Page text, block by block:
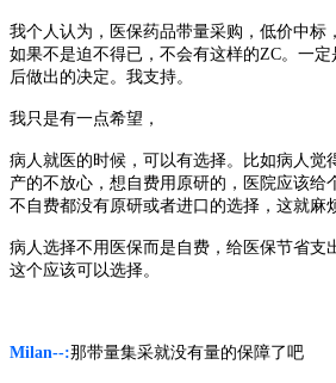
我个人认为，医保药品带量采购，低价中标
如果不是迫不得已，不会有这样的ZC。一
后做出的决定。我支持。
我只是有一点希望，
病人就医的时候，可以有选择。比如病人觉
产的不放心，想自费用原研的，医院应该给
不自费都没有原研或者进口的选择，这就麻
病人选择不用医保而是自费，给医保节省支
这个应该可以选择。
Milan--:那带量集采就没有量的保障了吧